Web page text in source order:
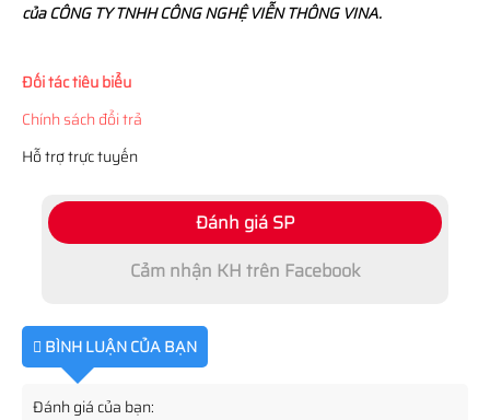
của CÔNG TY TNHH CÔNG NGHỆ VIỄN THÔNG VINA.
Đối tác tiêu biểu
Chính sách đổi trả
Hỗ trợ trực tuyến
Đánh giá SP
Cảm nhận KH trên Facebook
BÌNH LUẬN CỦA BẠN
Đánh giá của bạn: